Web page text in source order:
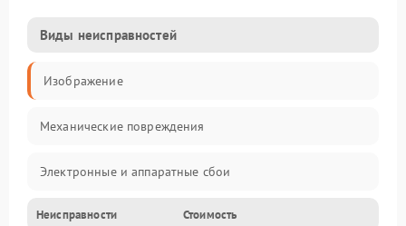
Виды неисправностей
Изображение
Механические повреждения
Электронные и аппаратные сбои
Неисправности сенсора и оптики
Неисправности Стоимость